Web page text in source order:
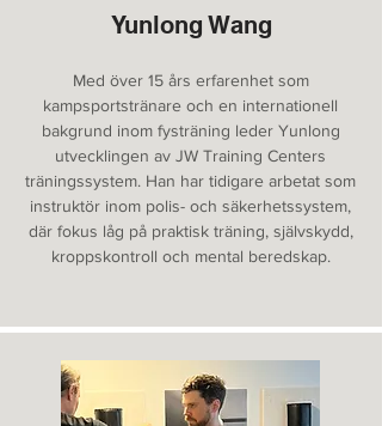
Yunlong Wang
Med över 15 års erfarenhet som
kampsportstränare och en internationell
bakgrund inom fysträning leder Yunlong
utvecklingen av JW Training Centers
träningssystem. Han har tidigare arbetat som
instruktör inom polis- och säkerhetssystem,
där fokus låg på praktisk träning, självskydd,
kroppskontroll och mental beredskap.